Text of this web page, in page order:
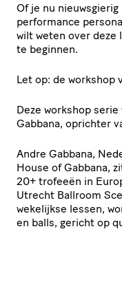
Of je nu
performance
wilt weten over deze
te beginnen.
Let op: de workshop
Deze workshop
Gabbana, oprichter
Andre Gabbana,
House of Gabbana,
20+ trofeeën in
Utrecht Ballroom
wekelijkse lessen,
en balls, gericht op